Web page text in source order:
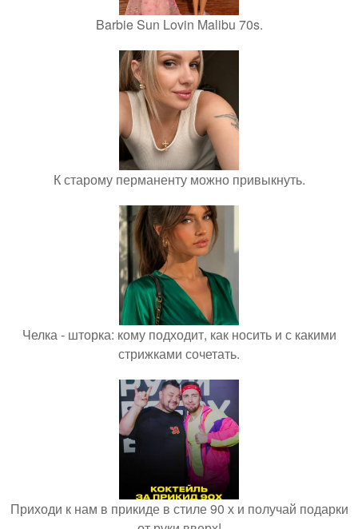
Barbie Sun Lovin Malibu 70s.
К старому перманенту можно привыкнуть.
Челка - шторка: кому подходит, как носить и с какими
стрижками сочетать.
Приходи к нам в прикиде в стиле 90 х и получай подарки